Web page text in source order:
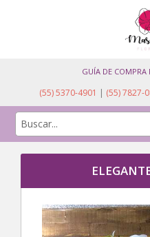
GUÍA DE COMPRA
(55) 5370-4901 | (55) 7827-